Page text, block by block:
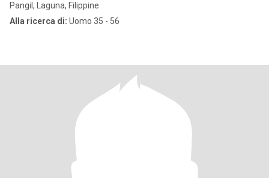
Pangil, Laguna, Filippine
Alla ricerca di: Uomo 35 - 56